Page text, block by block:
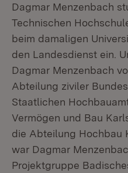
Dagmar Menzenbach
Technischen
beim damaligen
den Landesdienst ein.
Dagmar Menzenbach
Abteilung ziviler
Staatlichen
Vermögen und Bau
die Abteilung Hochbau
war Dagmar
Projektgruppe